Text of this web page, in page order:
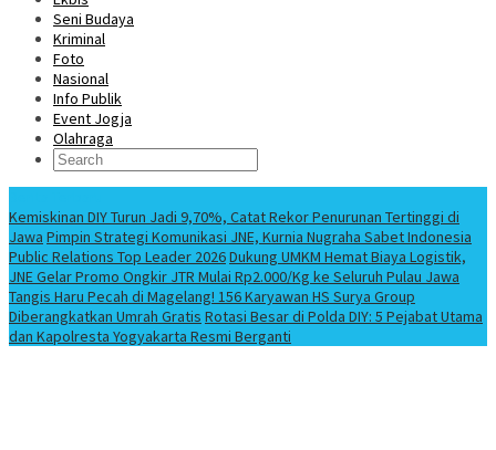
Seni Budaya
Kriminal
Foto
Nasional
Info Publik
Event Jogja
Olahraga
Kemiskinan DIY Turun Jadi 9,70%, Catat Rekor Penurunan Tertinggi di
Jawa Pimpin Strategi Komunikasi JNE, Kurnia Nugraha Sabet Indonesia
Public Relations Top Leader 2026Dukung UMKM Hemat Biaya Logistik,
JNE Gelar Promo Ongkir JTR Mulai Rp2.000/Kg ke Seluruh Pulau Jawa
Tangis Haru Pecah di Magelang! 156 Karyawan HS Surya Group
Diberangkatkan Umrah Gratis Rotasi Besar di Polda DIY: 5 Pejabat Utama
dan Kapolresta Yogyakarta Resmi Berganti